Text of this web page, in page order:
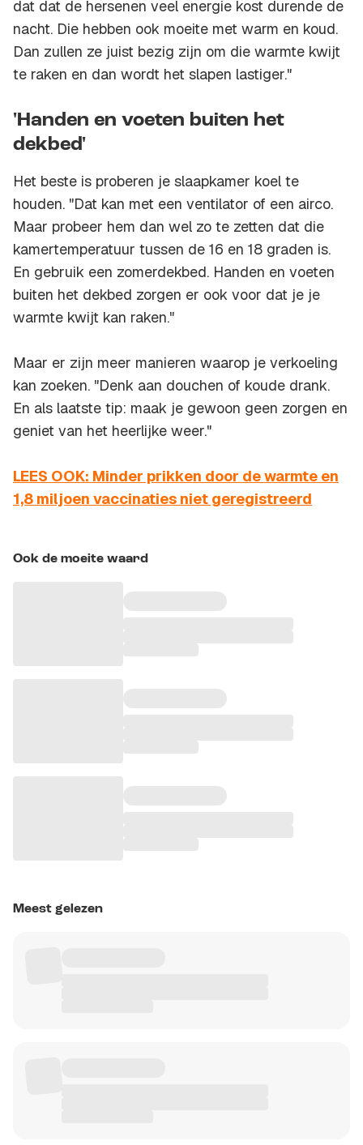
dat dat de hersenen veel energie kost durende de
nacht. Die hebben ook moeite met warm en koud.
Dan zullen ze juist bezig zijn om die warmte kwijt
te raken en dan wordt het slapen lastiger."
'Handen en voeten buiten het
dekbed'
Het beste is proberen je slaapkamer koel te
houden. "Dat kan met een ventilator of een airco.
Maar probeer hem dan wel zo te zetten dat die
kamertemperatuur tussen de 16 en 18 graden is.
En gebruik een zomerdekbed. Handen en voeten
buiten het dekbed zorgen er ook voor dat je je
warmte kwijt kan raken."
Maar er zijn meer manieren waarop je verkoeling
kan zoeken. "Denk aan douchen of koude drank.
En als laatste tip: maak je gewoon geen zorgen en
geniet van het heerlijke weer."
LEES OOK: Minder prikken door de warmte en
1,8 miljoen vaccinaties niet geregistreerd
Ook de moeite waard
Meest gelezen